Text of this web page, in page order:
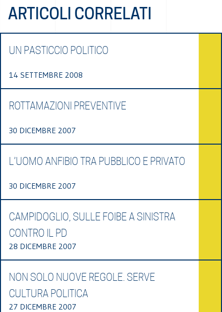
ARTICOLI CORRELATI
UN PASTICCIO POLITICO
14 SETTEMBRE 2008
ROTTAMAZIONI PREVENTIVE
30 DICEMBRE 2007
L’UOMO ANFIBIO TRA PUBBLICO E PRIVATO
30 DICEMBRE 2007
CAMPIDOGLIO, SULLE FOIBE A SINISTRA
CONTRO IL PD
28 DICEMBRE 2007
NON SOLO NUOVE REGOLE. SERVE
CULTURA POLITICA
27 DICEMBRE 2007